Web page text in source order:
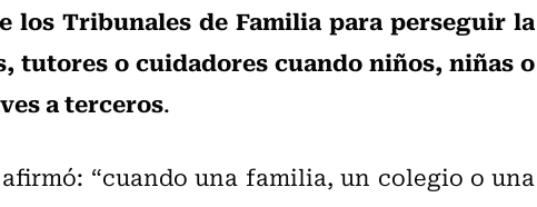
los Tribunales de Familia para perseguir la
tutores o cuidadores cuando niños, niñas o
a terceros.
“cuando una familia, un colegio o una